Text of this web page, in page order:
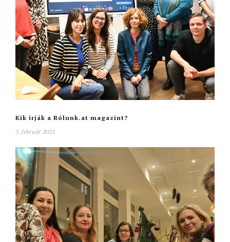
Kik írják a Rólunk.at magazint?
5. február 2025